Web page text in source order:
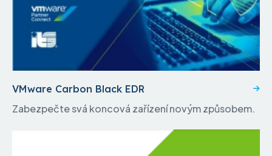
VMware Carbon Black EDR
Zabezpečte svá koncová zařízení novým způsobem.